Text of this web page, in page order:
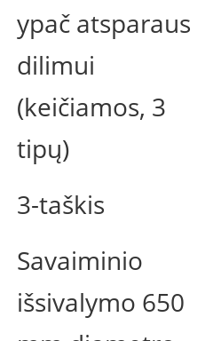
ypač atsparaus
dilimui
(keičiamos, 3
tipų)
3-taškis
Savaiminio
išsivalymo 650